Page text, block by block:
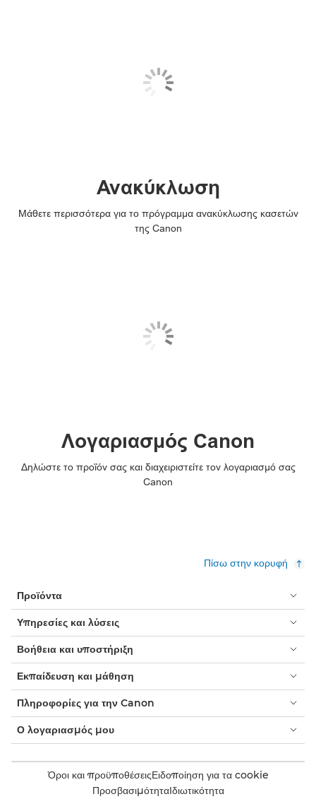
Ανακύκλωση
Μάθετε περισσότερα για το πρόγραμμα ανακύκλωσης κασετών
της Canon
Λογαριασμός Canon
Δηλώστε το προϊόν σας και διαχειριστείτε τον λογαριασμό σας
Canon
Πίσω στην κορυφή
Προϊόντα
Υπηρεσίες και λύσεις
Βοήθεια και υποστήριξη
Εκπαίδευση και μάθηση
Πληροφορίες για την Canon
Ο λογαριασμός μου
Όροι και προϋποθέσειςΕιδοποίηση για τα cookie
ΠροσβασιμότηταΙδιωτικότητα